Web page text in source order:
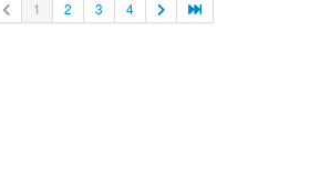
1 2 3 4